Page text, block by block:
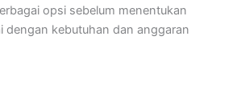
opsi sebelum menentukan
dengan kebutuhan dan anggaran